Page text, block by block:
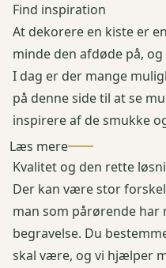
Find inspiration
At dekorere en kiste er
minde den afdøde på,
I dag er der mange
på denne side til at se
inspirere af de smukke
Læs mere
Kvalitet og den rette
Der kan være stor
man som pårørende
begravelse. Du
skal være, og vi hjælper